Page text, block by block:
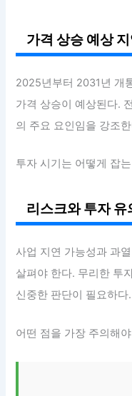
가격 상승 예상
2025년부터 2031년 개
가격 상승이 예상된다.
의 주요 요인임을 강조
투자 시기는 어떻게 잡
리스크와 투자 유
사업 지연 가능성과 과
살펴야 한다. 무리한 투
신중한 판단이 필요하다.
어떤 점을 가장 주의해